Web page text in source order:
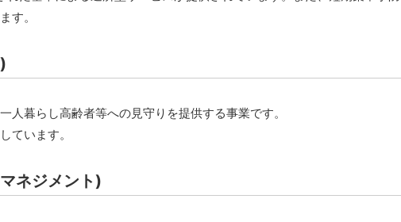
す。
暮らし高齢者等への見守りを提供する事業です。
ています。
ネジメント)